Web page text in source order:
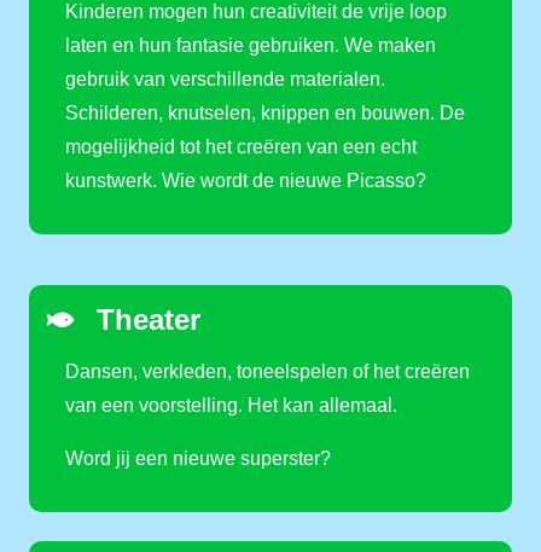
Kinderen mogen hun creativiteit de vrije loop
laten en hun fantasie gebruiken. We maken
gebruik van verschillende materialen.
Schilderen, knutselen, knippen en bouwen. De
mogelijkheid tot het creëren van een echt
kunstwerk. Wie wordt de nieuwe Picasso?
Theater
Dansen, verkleden, toneelspelen of het creëren
van een voorstelling. Het kan allemaal.
Word jij een nieuwe superster?